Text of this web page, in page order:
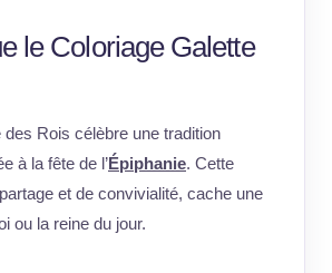
le Coloriage Galette
des Rois célèbre une tradition
à la fête de l’Épiphanie. Cette
et de convivialité, cache une
ou la reine du jour.